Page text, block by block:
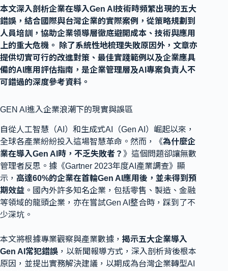
本文深入剖析企業在導入Gen AI技術時頻繁出現的五大
錯誤，結合國際與台灣企業的實際案例，從策略規劃到
人員培訓，協助企業領導層徹底避開成本、技術與應用
上的重大危機。
除了系統性地梳理失敗原因外，文章亦
提供切實可行的改進對策、最佳實踐範例以及企業應具
備的AI應用評估指南，是企業管理層及AI專案負責人不
可錯過的深度參考資料。
GEN AI進入企業浪潮下的現實與誤區
自從人工智慧（AI）和生成式AI（Gen AI）崛起以來，
全球各產業紛紛投入這場智慧革命。然而，《為什麼企
業在導入Gen AI時，不乏失敗者？ 》這個問題卻讓無數
管理者反思。據《Gartner 2023年度AI產業調查》顯
示， 高達60%的企業在首輪Gen AI應用後，並未得到預
期效益 。國內外許多知名企業，包括零售、製造、金融
等領域的龍頭企業，亦在嘗試Gen AI整合時，踩到了不
少深坑。
本文將根據專業觀察與產業數據， 揭示五大企業導入
Gen AI常犯錯誤 ，以新聞報導方式，深入剖析背後根本
原因，並提出實務解決建議，以期成為台灣企業轉型AI